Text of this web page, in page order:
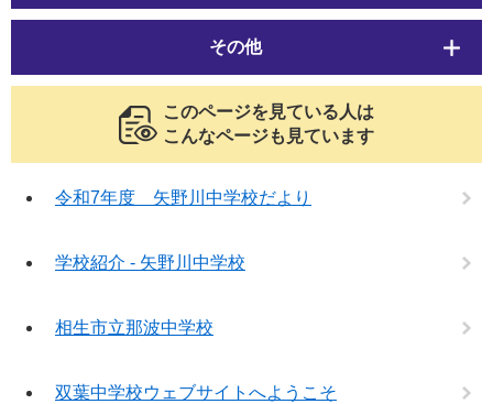
その他
このページを見ている人は
こんなページも見ています
令和7年度 矢野川中学校だより
学校紹介 - 矢野川中学校
相生市立那波中学校
双葉中学校ウェブサイトへようこそ